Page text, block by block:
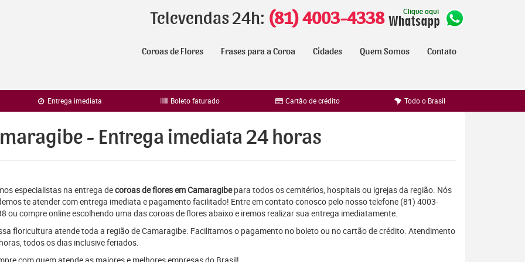
Televendas 24h: (81) 4003-4338
Coroas de Flores Frases para a Coroa Cidades Quem Somos Contato
Entrega imediata Boleto faturado Cartão de crédito Todo o Brasil
- Entrega imediata 24 horas
especialistas na entrega decoroas de flores em Camaragibepara todos os cemitérios, hospitais ou igrejas da região. Nós
te atender com entrega imediata e pagamento facilitado! Entre em contato conosco pelo nosso telefone (81) 4003-
ou compre online escolhendo uma das coroas de flores abaixo e iremos realizar sua entrega imediatamente.
floricultura atende toda a região de Camaragibe. Facilitamos o pagamento no boleto ou no cartão de crédito. Atendimento
todos os dias inclusive feriados.